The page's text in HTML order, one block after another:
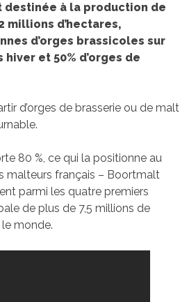
destinée à la production de
millions d’hectares,
d’orges brassicoles sur
hiver et 50% d’orges de
d’orges de brasserie ou de malt
80 %, ce qui la positionne au
malteurs français – Boortmalt
parmi les quatre premiers
de plus de 7,5 millions de
monde.